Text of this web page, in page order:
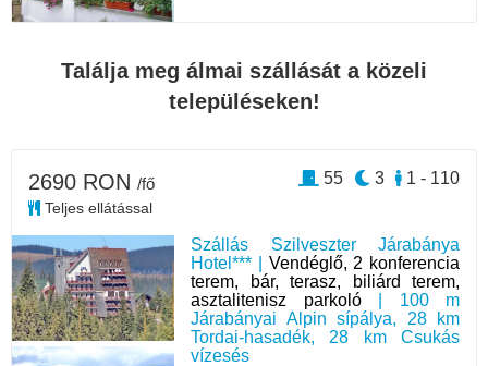
Találja meg álmai szállását a közeli
településeken!
Szállás Szilveszter Járabánya
Hotel*** | Vendéglő, 2 konferencia
terem, bár, terasz, biliárd terem,
asztalitenisz parkoló| 100 m
Járabányai Alpin sípálya, 28 km
Tordai-hasadék, 28 km Csukás
vízesés
2690 RON /fő
Teljes ellátással
1 - 110
3
55